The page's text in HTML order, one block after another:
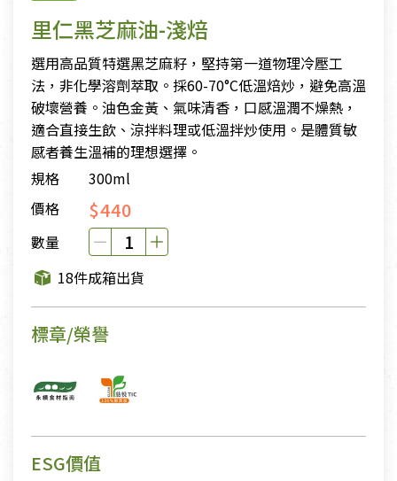
里仁黑芝麻油-淺焙
選用高品質特選黑芝麻籽，堅持第一道物理冷壓工
法，非化學溶劑萃取。採60-70°C低溫焙炒，避免高溫
破壞營養。油色金黃、氣味清香，口感溫潤不燥熱，
適合直接生飲、涼拌料理或低溫拌炒使用。是體質敏
感者養生溫補的理想選擇。
規格
300ml
價格
$440
數量
18件成箱出貨
標章/榮譽
ESG價值